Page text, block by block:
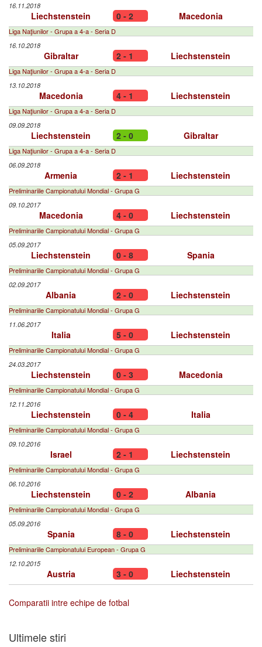
16.11.2018
Liechstenstein 0 - 2 Macedonia
Liga Naţiunilor - Grupa a 4-a - Seria D
16.10.2018
Gibraltar 2 - 1 Liechstenstein
Liga Naţiunilor - Grupa a 4-a - Seria D
13.10.2018
Macedonia 4 - 1 Liechstenstein
Liga Naţiunilor - Grupa a 4-a - Seria D
09.09.2018
Liechstenstein 2 - 0 Gibraltar
Liga Naţiunilor - Grupa a 4-a - Seria D
06.09.2018
Armenia 2 - 1 Liechstenstein
Preliminariile Campionatului Mondial - Grupa G
09.10.2017
Macedonia 4 - 0 Liechstenstein
Preliminariile Campionatului Mondial - Grupa G
05.09.2017
Liechstenstein 0 - 8 Spania
Preliminariile Campionatului Mondial - Grupa G
02.09.2017
Albania 2 - 0 Liechstenstein
Preliminariile Campionatului Mondial - Grupa G
11.06.2017
Italia 5 - 0 Liechstenstein
Preliminariile Campionatului Mondial - Grupa G
24.03.2017
Liechstenstein 0 - 3 Macedonia
Preliminariile Campionatului Mondial - Grupa G
12.11.2016
Liechstenstein 0 - 4 Italia
Preliminariile Campionatului Mondial - Grupa G
09.10.2016
Israel 2 - 1 Liechstenstein
Preliminariile Campionatului Mondial - Grupa G
06.10.2016
Liechstenstein 0 - 2 Albania
Preliminariile Campionatului Mondial - Grupa G
05.09.2016
Spania 8 - 0 Liechstenstein
Preliminariile Campionatului European - Grupa G
12.10.2015
Austria 3 - 0 Liechstenstein
Comparatii intre echipe de fotbal
Ultimele stiri